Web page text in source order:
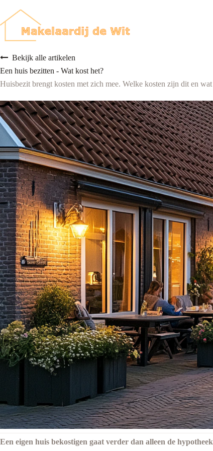
de
Bekijk alle artikelen
Een huis bezitten - Wat kost het?
Huisbezit brengt kosten met zich mee. Welke kosten zijn dit en
Een eigen huis bekostigen gaat verder dan alleen de